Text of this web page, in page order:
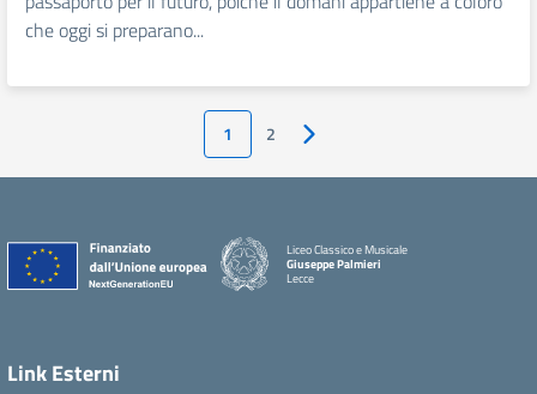
che oggi si preparano...
1 2 Pagina successiva
Liceo Classico e Musicale
Giuseppe Palmieri
Lecce
Link Esterni